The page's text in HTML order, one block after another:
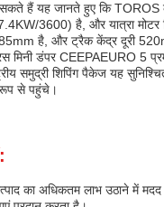
हैं यह जानते हुए कि TOROS
3600) है, और यात्रा मोटर
है, और ट्रैक केंद्र दूरी
मिनी डंपर CEEPAEURO 5
समुद्री शिपिंग पैकेज यह
रूप से पहुंचे।
का अधिकतम लाभ उठाने में